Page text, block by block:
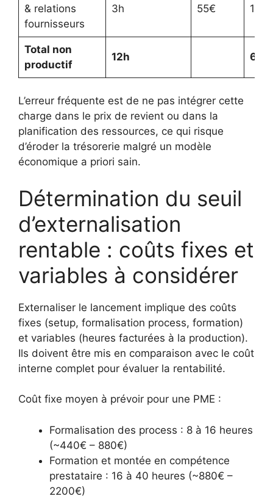
& relations
fournisseurs
3h 55€
Total non
productif
12h
L’erreur fréquente est de ne pas intégrer cette
charge dans le prix de revient ou dans la
planification des ressources, ce qui risque
d’éroder la trésorerie malgré un modèle
économique a priori sain.
Détermination du seuil
d’externalisation
rentable : coûts fixes et
variables à considérer
Externaliser le lancement implique des coûts
fixes (setup, formalisation process, formation)
et variables (heures facturées à la production).
Ils doivent être mis en comparaison avec le coût
interne complet pour évaluer la rentabilité.
Coût fixe moyen à prévoir pour une PME :
Formalisation des process : 8 à 16 heures
(~440€ – 880€)
Formation et montée en compétence
prestataire : 16 à 40 heures (~880€ –
2200€)